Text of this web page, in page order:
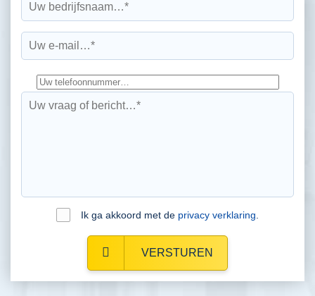
Ik ga akkoord met de privacy verklaring
VERSTUREN